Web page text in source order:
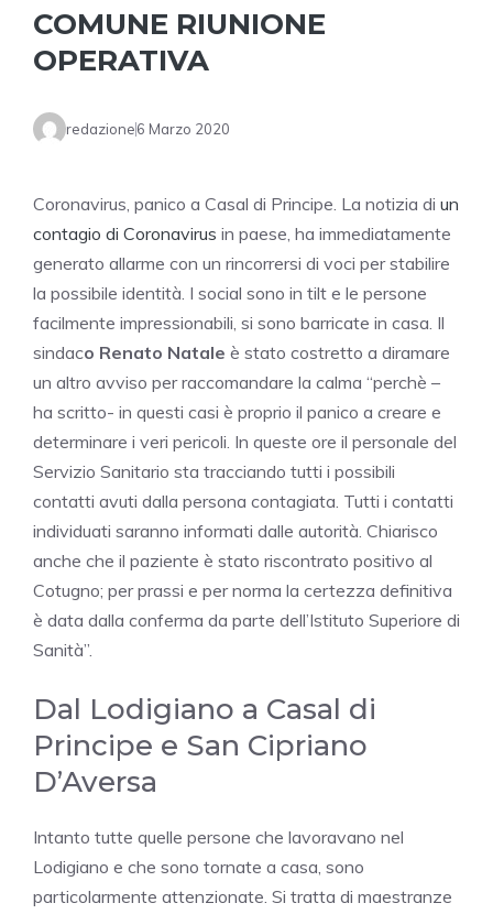
COMUNE RIUNIONE
OPERATIVA
redazione6 Marzo 2020
Coronavirus, panico a Casal di Principe. La notizia di un
contagio di Coronavirus in paese, ha immediatamente
generato allarme con un rincorrersi di voci per stabilire
la possibile identità. I social sono in tilt e le persone
facilmente impressionabili, si sono barricate in casa. Il
sindaco Renato Natale è stato costretto a diramare
un altro avviso per raccomandare la calma “perchè –
ha scritto- in questi casi è proprio il panico a creare e
determinare i veri pericoli. In queste ore il personale del
Servizio Sanitario sta tracciando tutti i possibili
contatti avuti dalla persona contagiata. Tutti i contatti
individuati saranno informati dalle autorità. Chiarisco
anche che il paziente è stato riscontrato positivo al
Cotugno; per prassi e per norma la certezza definitiva
è data dalla conferma da parte dell’Istituto Superiore di
Sanità”.
Dal Lodigiano a Casal di
Principe e San Cipriano
D’Aversa
Intanto tutte quelle persone che lavoravano nel
Lodigiano e che sono tornate a casa, sono
particolarmente attenzionate. Si tratta di maestranze